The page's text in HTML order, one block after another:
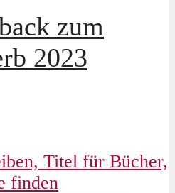
zum
2023